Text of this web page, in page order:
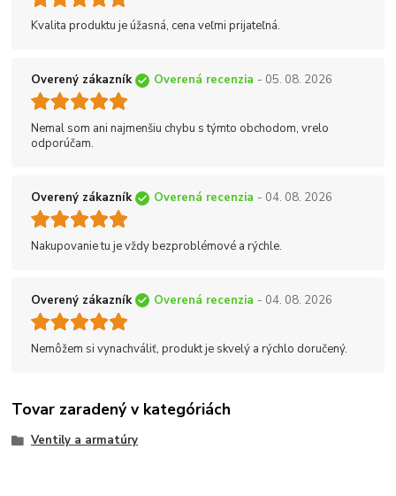
Kvalita produktu je úžasná, cena veľmi prijateľná.
Overený zákazník Overená recenzia - 05. 08. 2026
Nemal som ani najmenšiu chybu s týmto obchodom, vrelo
odporúčam.
Overený zákazník Overená recenzia - 04. 08. 2026
Nakupovanie tu je vždy bezproblémové a rýchle.
Overený zákazník Overená recenzia - 04. 08. 2026
Nemôžem si vynachváliť, produkt je skvelý a rýchlo doručený.
Tovar zaradený v kategóriách
Ventily a armatúry